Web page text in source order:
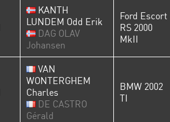
KANTH
LUNDEM Odd Erik
DAG OLAV
Johansen
Ford Escort
RS 2000
MkII
VAN
WONTERGHEM
Charles
DE CASTRO
Gérald
BMW 2002
TI